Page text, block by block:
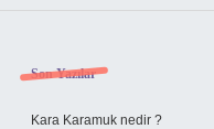
Sidebar
Son Yazılar
Kara Karamuk nedir ?